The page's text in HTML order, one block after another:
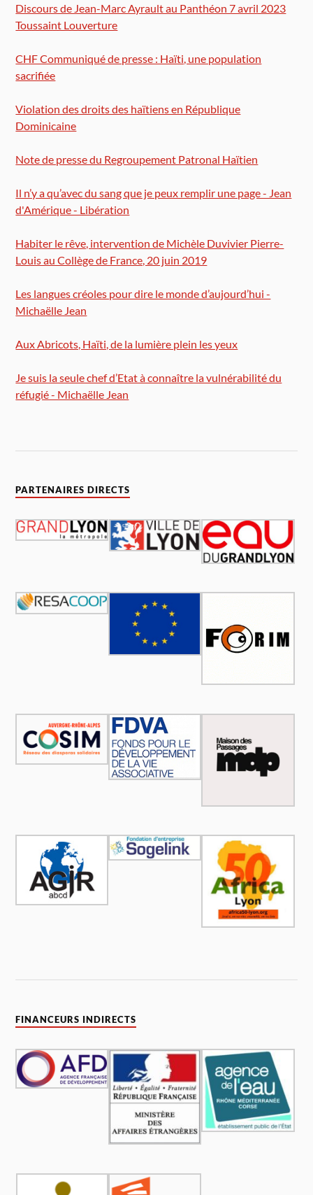
Discours de Jean-Marc Ayrault au Panthéon 7 avril 2023
Toussaint Louverture
CHF Communiqué de presse : Haïti, une population
sacrifiée
Violation des droits des haïtiens en République
Dominicaine
Note de presse du Regroupement Patronal Haïtien
Il n’y a qu’avec du sang que je peux remplir une page - Jean
d'Amérique - Libération
Habiter le rêve, intervention de Michèle Duvivier Pierre-
Louis au Collège de France, 20 juin 2019
Les langues créoles pour dire le monde d’aujourd’hui -
Michaëlle Jean
Aux Abricots, Haïti, de la lumière plein les yeux
Je suis la seule chef d’Etat à connaître la vulnérabilité du
réfugié - Michaëlle Jean
PARTENAIRES DIRECTS
FINANCEURS INDIRECTS